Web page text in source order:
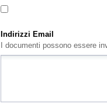
Indirizzi Email
I documenti possono essere